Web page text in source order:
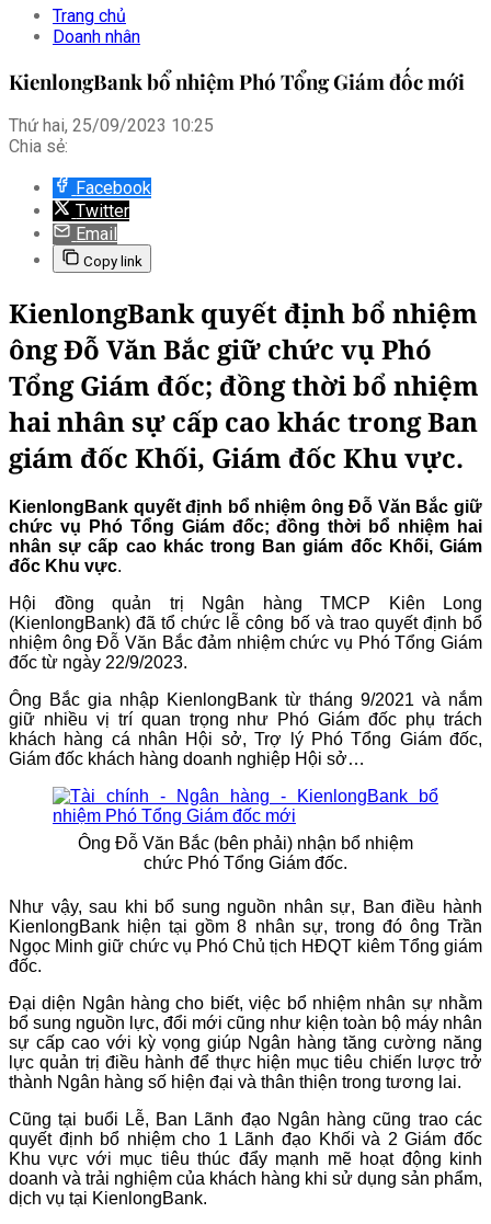
Trang chủ
Doanh nhân
KienlongBank bổ nhiệm Phó Tổng Giám đốc mới
Thứ hai, 25/09/2023 10:25
Chia sẻ:
Facebook
Twitter
Email
Copy link
KienlongBank quyết định bổ nhiệm
ông Đỗ Văn Bắc giữ chức vụ Phó
Tổng Giám đốc; đồng thời bổ nhiệm
hai nhân sự cấp cao khác trong Ban
giám đốc Khối, Giám đốc Khu vực.
KienlongBank quyết định bổ nhiệm ông Đỗ Văn Bắc giữ
chức vụ Phó Tổng Giám đốc; đồng thời bổ nhiệm hai
nhân sự cấp cao khác trong Ban giám đốc Khối, Giám
đốc Khu vực.
Hội đồng quản trị Ngân hàng TMCP Kiên Long
(KienlongBank) đã tổ chức lễ công bố và trao quyết định bổ
nhiệm ông Đỗ Văn Bắc đảm nhiệm chức vụ Phó Tổng Giám
đốc từ ngày 22/9/2023.
Ông Bắc gia nhập KienlongBank từ tháng 9/2021 và nắm
giữ nhiều vị trí quan trọng như Phó Giám đốc phụ trách
khách hàng cá nhân Hội sở, Trợ lý Phó Tổng Giám đốc,
Giám đốc khách hàng doanh nghiệp Hội sở…
Ông Đỗ Văn Bắc (bên phải) nhận bổ nhiệm
chức Phó Tổng Giám đốc.
Như vậy, sau khi bổ sung nguồn nhân sự, Ban điều hành
KienlongBank hiện tại gồm 8 nhân sự, trong đó ông Trần
Ngọc Minh giữ chức vụ Phó Chủ tịch HĐQT kiêm Tổng giám
đốc.
Đại diện Ngân hàng cho biết, việc bổ nhiệm nhân sự nhằm
bổ sung nguồn lực, đổi mới cũng như kiện toàn bộ máy nhân
sự cấp cao với kỳ vọng giúp Ngân hàng tăng cường năng
lực quản trị điều hành để thực hiện mục tiêu chiến lược trở
thành Ngân hàng số hiện đại và thân thiện trong tương lai.
Cũng tại buổi Lễ, Ban Lãnh đạo Ngân hàng cũng trao các
quyết định bổ nhiệm cho 1 Lãnh đạo Khối và 2 Giám đốc
Khu vực với mục tiêu thúc đẩy mạnh mẽ hoạt động kinh
doanh và trải nghiệm của khách hàng khi sử dụng sản phẩm,
dịch vụ tại KienlongBank.